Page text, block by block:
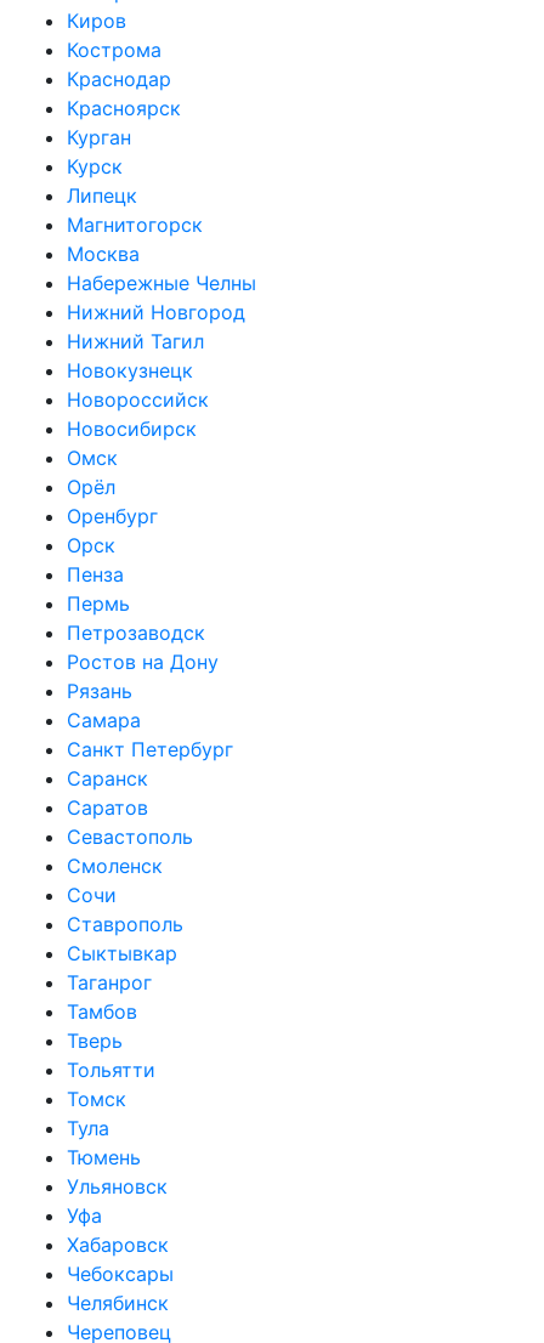
Киров
Кострома
Краснодар
Красноярск
Курган
Курск
Липецк
Магнитогорск
Москва
Набережные Челны
Нижний Новгород
Нижний Тагил
Новокузнецк
Новороссийск
Новосибирск
Омск
Орёл
Оренбург
Орск
Пенза
Пермь
Петрозаводск
Ростов на Дону
Рязань
Самара
Санкт Петербург
Саранск
Саратов
Севастополь
Смоленск
Сочи
Ставрополь
Сыктывкар
Таганрог
Тамбов
Тверь
Тольятти
Томск
Тула
Тюмень
Ульяновск
Уфа
Хабаровск
Чебоксары
Челябинск
Череповец